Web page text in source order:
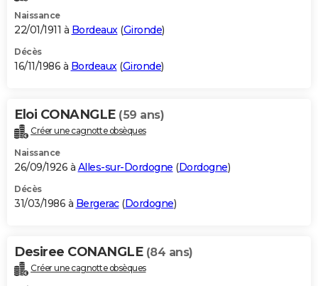
Naissance
22/01/1911 à Bordeaux(Gironde)
Décès
16/11/1986 à Bordeaux(Gironde)
Eloi CONANGLE (59 ans)
Créer une cagnotte obsèques
Naissance
26/09/1926 à Alles-sur-Dordogne (Dordogne)
Décès
31/03/1986 à Bergerac(Dordogne)
Desiree CONANGLE (84 ans)
Créer une cagnotte obsèques